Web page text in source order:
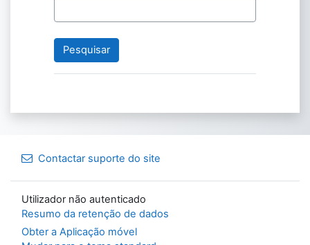
Contactar suporte do site
Utilizador não autenticado
Resumo da retenção de dados
Obter a Aplicação móvel